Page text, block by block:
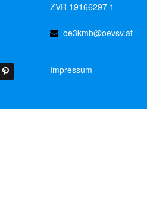
ZVR 19166297 1
oe3kmb@oevsv.at
Impressum